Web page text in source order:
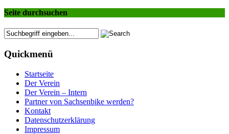
Seite durchsuchen
Quickmenü
Startseite
Der Verein
Der Verein – Intern
Partner von Sachsenbike werden?
Kontakt
Datenschutzerklärung
Impressum